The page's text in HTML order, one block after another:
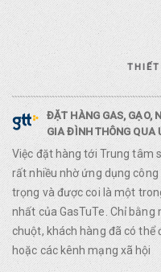
ĐẶT HÀNG GAS, GẠO,
GIA ĐÌNH THÔNG QUA
Việc đặt hàng tới Trung tâm
rất nhiều nhờ ứng dụng
trọng và được coi là một
nhất của GasTuTe. Chỉ
chuột, khách hàng đã có
hoặc các kênh mạng xã hội